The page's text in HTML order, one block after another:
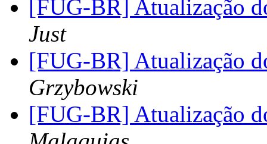
[FUG-BR] Atualização
Just
[FUG-BR] Atualização
Grzybowski
[FUG-BR] Atualização